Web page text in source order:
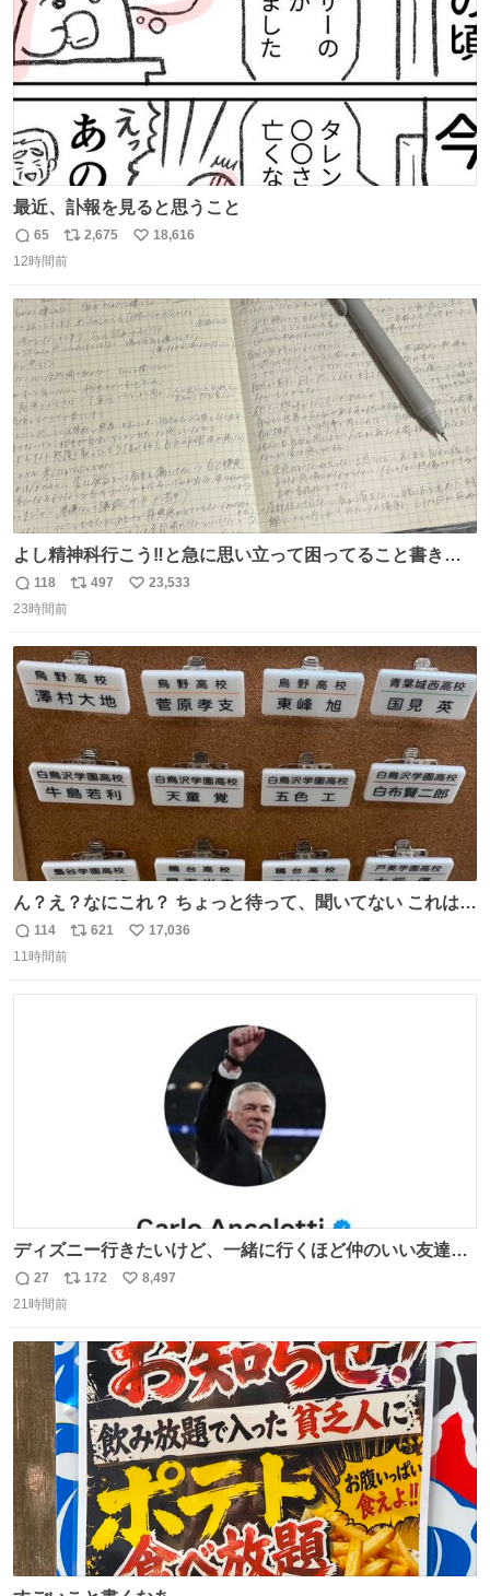
最近、訃報を見ると思うこと
返
信
65
リ
ポ
ト
数
2,675
い
数
18,616
12時間前
よし精神科行こう‼️と急に思い立って困ってること書き出
してたらペン止まらなくなってすごい勢いで埋まってワロ
タ
返
信
118
リ
ト
数
497
い
数
23,533
23時間前
ん？え？なにこれ？ ちょっと待って、聞いてない これは販
売されているのもですか？
返
信
114
リ
621
い
17,036
11時間前
ディズニー行きたいけど、一緒に行くほど仲のいい友達が
居ない… ほんでこれ
返
信
27
リ
ポ
ト
172
い
数
8,497
21時間前